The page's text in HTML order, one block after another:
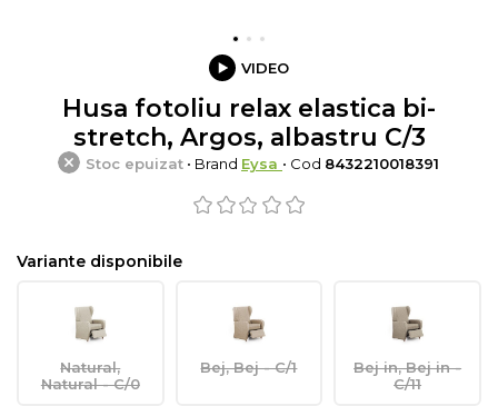
VIDEO
Husa fotoliu relax elastica bi-
stretch, Argos, albastru C/3
Stoc epuizat • Brand Eysa • Cod 8432210018391
Variante disponibile
Natural,
Natural - C/0
Bej, Bej - C/1
Bej in, Bej in -
C/11